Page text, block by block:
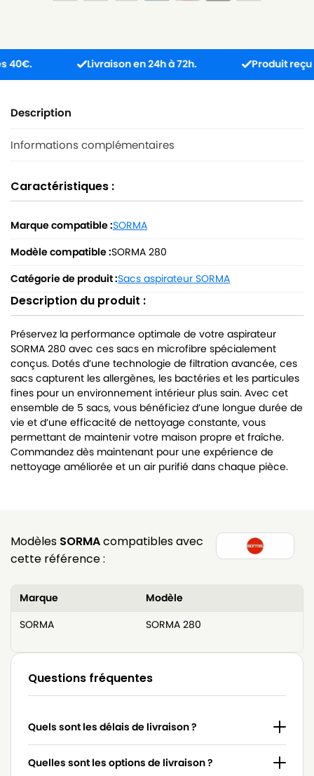
Livraison en 24h à 72h. Produit reçu
Description
Informations complémentaires
Caractéristiques :
Marque compatible :SORMA
Modèle compatible :SORMA 280
Catégorie de produit :Sacs aspirateur SORMA
Description du produit :
Préservez la performance optimale de votre aspirateur
SORMA 280 avec ces sacs en microfibre spécialement
conçus. Dotés d’une technologie de filtration avancée, ces
sacs capturent les allergènes, les bactéries et les particules
fines pour un environnement intérieur plus sain. Avec cet
ensemble de 5 sacs, vous bénéficiez d’une longue durée de
vie et d’une efficacité de nettoyage constante, vous
permettant de maintenir votre maison propre et fraîche.
Commandez dès maintenant pour une expérience de
nettoyage améliorée et un air purifié dans chaque pièce.
Modèles SORMAcompatibles avec
cette référence :
Marque
Modèle
SORMA
SORMA 280
Questions fréquentes
Quels sont les délais de livraison ?
Quelles sont les options de livraison ?